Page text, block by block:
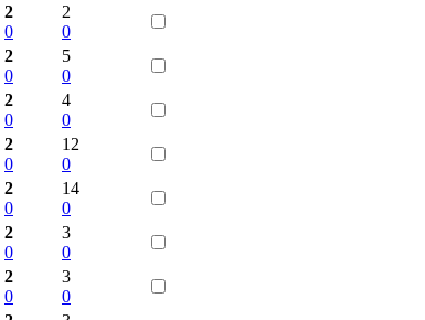
2
0
2
0
2
0
5
0
2
0
4
0
2
0
12
0
2
0
14
0
2
0
3
0
2
0
3
0